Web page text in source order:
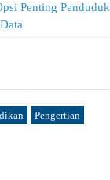
Penting Penduduk
Pengertian